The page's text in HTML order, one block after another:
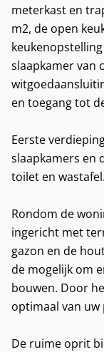
meterkast en
m2, de open
slaapkamer van
en toegang tot
Eerste
slaapkamers en
toilet en wastafel.
Rondom de
ingericht met
gazon en de
de mogelijk om
bouwen. Door
optimaal van uw
De ruime oprit